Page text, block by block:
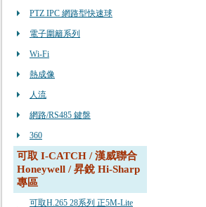
PTZ IPC 網路型快速球
電子圍籬系列
Wi-Fi
熱成像
人流
網路/RS485 鍵盤
360
可取 I-CATCH / 漢威聯合
Honeywell / 昇銳 Hi-Sharp
專區
可取H.265 28系列 正5M-Lite